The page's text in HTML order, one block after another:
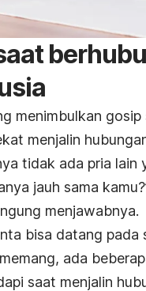
menimbulkan gosip
menjalin
tidak ada pria lain
jauh sama
menjawabnya.
bisa datang pada
ada
saat menjalin